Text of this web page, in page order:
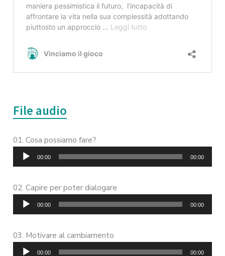
File audio
Cosa possiamo fare?
Player
00:00 00:00
Capire per poter dialogare
Player
00:00 00:00
Motivare al cambiamento
Player
00:00 00:00